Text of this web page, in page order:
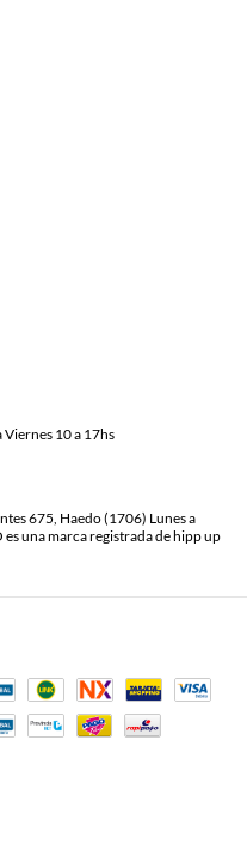
10 a 17hs
675, Haedo (1706) Lunes a
es una marca registrada de hipp up